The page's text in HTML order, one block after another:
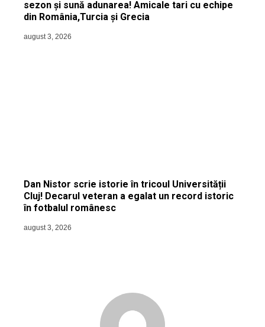
sezon și sună adunarea! Amicale tari cu echipe
din România,Turcia și Grecia
august 3, 2026
Dan Nistor scrie istorie în tricoul Universității
Cluj! Decarul veteran a egalat un record istoric
în fotbalul românesc
august 3, 2026